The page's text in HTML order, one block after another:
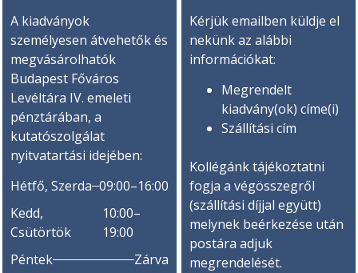
A kiadványok
személyesen átvehetők és
megvásárolhatók
Budapest Főváros
Levéltára IV. emeleti
pénztárában, a
kutatószolgálat
nyitvatartási idejében:
Hétfő, Szerda 09:00–16:00
Kedd,
Csütörtök
10:00–
19:00
Péntek
Zárva
Kérjük emailben küldje el
nekünk az alábbi
információkat:
Megrendelt
kiadvány(ok) címe(i)
Szállítási cím
Kollégánk tájékoztatni
fogja a végösszegről
(szállítási díjjal együtt)
melynek beérkezése után
postára adjuk
megrendelését.